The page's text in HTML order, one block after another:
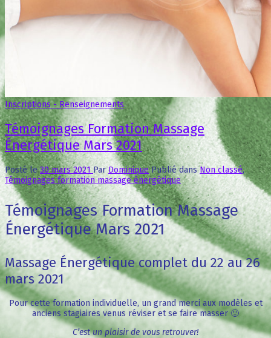
Inscriptions - Renseignements
Témoignages Formation Massage
Énergétique Mars 2021
Posté le30 mars 2021 ParDominique Publié dansNon classé,
Témoignages formation massage énergétique
Témoignages Formation Massage
Énergétique Mars 2021
Massage Énergétique complet du 22 au 26
mars 2021
Pour cette formation individuelle, un grand merci aux modèles et
anciens stagiaires venus réviser et se faire masser 🙂
C’est un plaisir de vous retrouver!